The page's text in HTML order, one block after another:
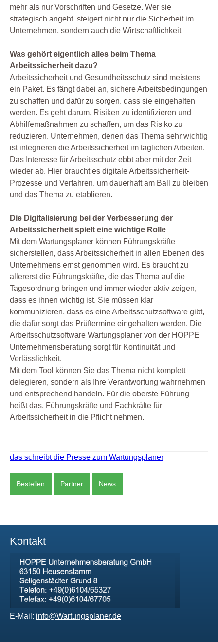
mehr als nur Vorschriften und Gesetze. Wer sie
strategisch angeht, steigert nicht nur die Sicherheit im
Unternehmen, sondern auch die Wirtschaftlichkeit.
Was gehört eigentlich alles beim Thema
Arbeitssicherheit dazu?
Arbeitssicherheit und Gesundheitsschutz sind meistens
ein Paket. Es fängt dabei an, sichere Arbeitsbedingungen
zu schaffen und dafür zu sorgen, dass sie eingehalten
werden. Es geht darum, Risiken zu identifizieren und
Abhilfemaßnahmen zu schaffen, um das Risiko zu
reduzieren. Unternehmen, denen das Thema sehr wichtig
ist integrieren die Arbeitssicherheit im täglichen Arbeiten.
Das Interesse für Arbeitsschutz ebbt aber mit der Zeit
wieder ab. Hier braucht es digitale Arbeitssicherheit-
Prozesse und Verfahren, um dauerhaft am Ball zu bleiben
und das Thema zu etablieren.
Die Digitalisierung bei der Verbesserung der
Arbeitssicherheit spielt eine wichtige Rolle
Mit dem Wartungsplaner können Führungskräfte
sicherstellen, dass Arbeitssicherheit in allen Ebenen des
Unternehmens ernst genommen wird. Es braucht zu
allererst die Führungskräfte, die das Thema auf die
Tagesordnung bringen und immer wieder aktiv zeigen,
dass es ihnen wichtig ist. Sie müssen klar
kommunizieren, dass es eine Arbeitsschutzsoftware gibt,
die dafür sorgt das Prüftermine eingehalten werden. Die
Arbeitsschutzsoftware Wartungsplaner von der HOPPE
Unternehmensberatung sorgt für Kontinuität und
Verlässlichkeit.
Mit dem Tool können Sie das Thema nicht komplett
delegieren, sondern als Ihre Verantwortung wahrnehmen
und entsprechend handeln. Für die oberste Führung
heißt das, Führungskräfte und Fachkräfte für
Arbeitssicherheit in die Pflicht nehmen.
das schreibt die Presse zum Wartungsplaner
Bestellen Partner News
Kontakt
E-Mail: info@Wartungsplaner.de